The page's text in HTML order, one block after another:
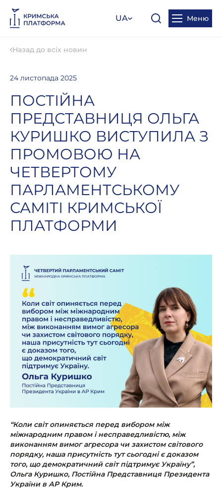
UA Меню
Назад до всіх новин
24 листопада 2025
ПОСТІЙНА
ПРЕДСТАВНИЦЯ ОЛЬГА
КУРИШКО ВИСТУПИЛА З
ПРОМОВОЮ НА
ЧЕТВЕРТОМУ
ПАРЛАМЕНТСЬКОМУ
САМІТІ КРИМСЬКОЇ
ПЛАТФОРМИ
“Коли світ опиняється перед вибором між
міжнародним правом і несправедливістю, між
виконанням вимог агресора чи захистом світового
порядку, наша присутність тут сьогодні є доказом
того, що демократичний світ підтримує Україну”,
Ольга Куришко, Постійна Представниця Президента
України в АР Крим.